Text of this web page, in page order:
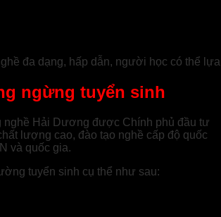
đa dạng, hấp dẫn, người học có thể
ngừng tuyển sinh
nghề Hải Dương được Chính phủ đầu tư
lượng cao, đào tạo nghề cấp độ quốc
và quốc gia.
tuyển sinh cụ thể như sau: